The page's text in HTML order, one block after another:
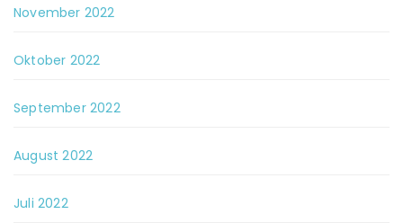
November 2022
Oktober 2022
September 2022
August 2022
Juli 2022